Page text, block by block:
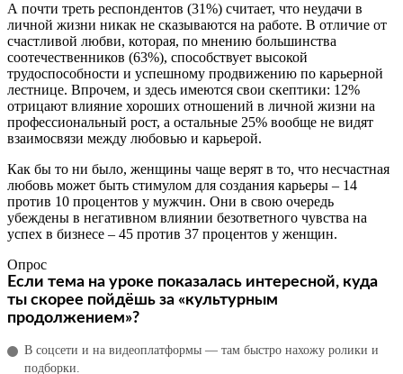
А почти треть респондентов (31%) считает, что неудачи в
личной жизни никак не сказываются на работе. В отличие от
счастливой любви, которая, по мнению большинства
соотечественников (63%), способствует высокой
трудоспособности и успешному продвижению по карьерной
лестнице. Впрочем, и здесь имеются свои скептики: 12%
отрицают влияние хороших отношений в личной жизни на
профессиональный рост, а остальные 25% вообще не видят
взаимосвязи между любовью и карьерой.
Как бы то ни было, женщины чаще верят в то, что несчастная
любовь может быть стимулом для создания карьеры – 14
против 10 процентов у мужчин. Они в свою очередь
убеждены в негативном влиянии безответного чувства на
успех в бизнесе – 45 против 37 процентов у женщин.
Опрос
Если тема на уроке показалась интересной, куда
ты скорее пойдёшь за «культурным
продолжением»?
В соцсети и на видеоплатформы — там быстро нахожу ролики и
подборки.